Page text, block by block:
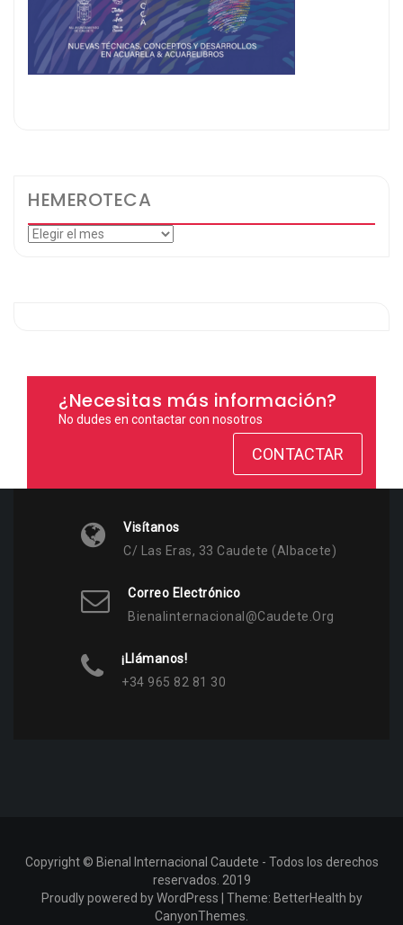
HEMEROTECA
Hemeroteca
¿Necesitas más información?
No dudes en contactar con nosotros
CONTACTAR
Visítanos
C/ Las Eras, 33 Caudete (Albacete)
Correo Electrónico
Bienalinternacional@caudete.org
¡Llámanos!
+34 965 82 81 30
Copyright © Bienal Internacional Caudete - Todos los derechos
reservados. 2019
Proudly powered by WordPress
Theme: BetterHealth by
CanyonThemes.